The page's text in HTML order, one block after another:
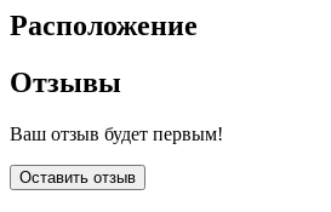
Расположение
Отзывы
Ваш отзыв будет первым!
Оставить отзыв